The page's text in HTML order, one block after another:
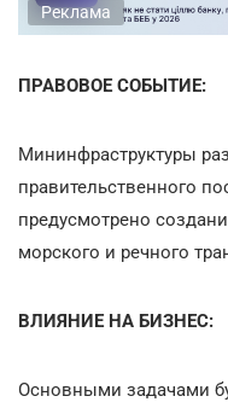
Реклама
ПРАВОВОЕ СОБЫТИЕ:
Мининфраструктуры
правительственного
предусмотрено
морского и речного
ВЛИЯНИЕ НА БИЗНЕС:
Основными задачами